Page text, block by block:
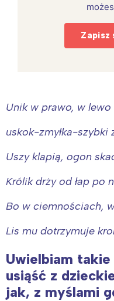
Zapisz
Unik w prawo, w lewo
uskok-zmyłka-szybki
Uszy klapią, ogon
Królik drży od łap po
Bo w ciemnościach,
Lis mu dotrzymuje
Uwielbiam
usiąść z
jak, z myślami